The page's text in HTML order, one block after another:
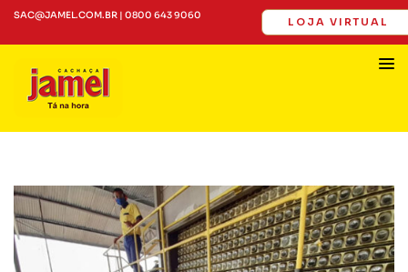
SAC@JAMEL.COM.BR | 0800 643 9060
LOJA VIRTUAL